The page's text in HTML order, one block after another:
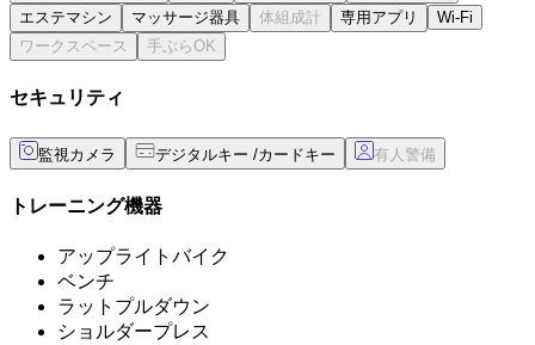
エステマシン
マッサージ器具 専用アプリ Wi-Fi
セキュリティ
監視カメラ デジタルキー /カードキー
トレーニング機器
アップライトバイク
ベンチ
ラットプルダウン
ショルダープレス